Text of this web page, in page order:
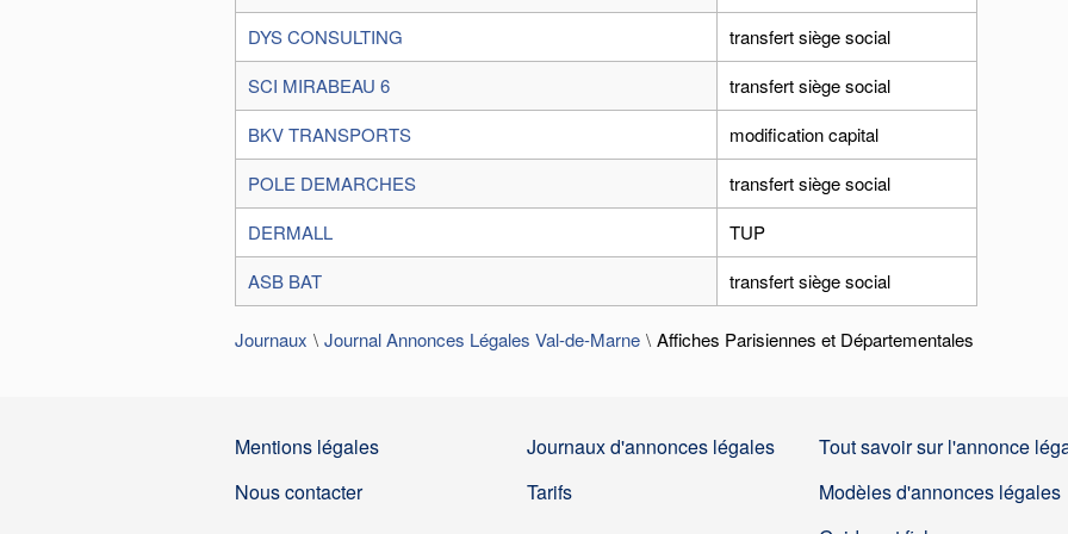
DYS CONSULTING
transfert siège social
SCI MIRABEAU 6
transfert siège social
BKV TRANSPORTS
modification capital
POLE DEMARCHES
transfert siège social
DERMALL
TUP
ASB BAT
transfert siège social
Journaux Journal Annonces Légales Val-de-Marne Affiches Parisiennes et Départementales
Mentions légales
Nous contacter
Journaux d'annonces légales
Tarifs
Tout savoir sur l'annonce
Modèles d'annonces légales